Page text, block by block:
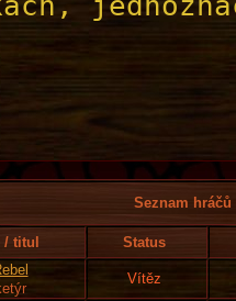
Seznam
titul
Status
Vítěz